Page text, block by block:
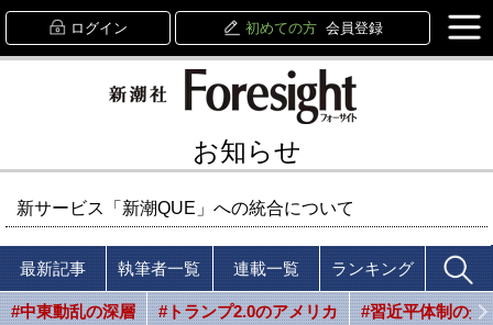
ログイン 初めての方 会員登録
お知らせ
新サービス「新潮QUE」への統合について
最新記事 執筆者一覧 連載一覧 ランキング
#中東動乱の深層 #トランプ2.0のアメリカ #習近平体制の光